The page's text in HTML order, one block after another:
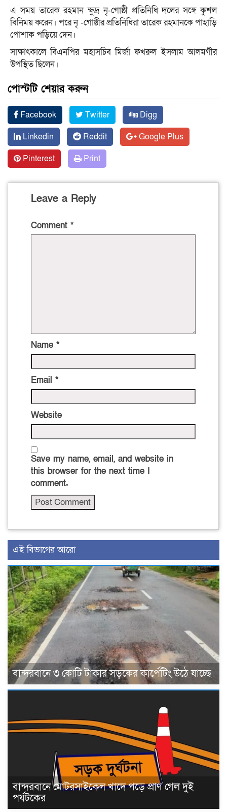
এ সময় তারেক রহমান ক্ষুদ্র নৃ-গোষ্ঠী প্রতিনিধি দলের সঙ্গে কুশল
বিনিময় করেন। পরে নৃ -গোষ্ঠীর প্রতিনিধিরা তারেক রহমানকে পাহাড়ি
পোশাক পড়িয়ে দেন।
সাক্ষাৎকালে বিএনপির মহাসচিব মির্জা ফখরুল ইসলাম আলমগীর
উপস্থিত ছিলেন।
পোস্টটি শেয়ার করুন
Facebook Twitter
Digg
Linkedin
Reddit
Google Plus
Pinterest
Print
Leave a Reply
Comment *
Name *
Email *
Website
Save my name, email, and website in
this browser for the next time I
comment.
এই বিভাগের আরো
বান্দরবানে ৩ কোটি টাকার সড়কের কার্পেটিং উঠে যাচ্ছে
বান্দরবানে মোটরসাইকেল খাদে পড়ে প্রাণ গেল দুই
পর্যটকের